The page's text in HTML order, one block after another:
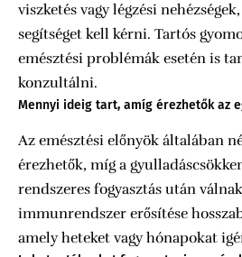
viszketés vagy légzési
segítséget kell kérni. Tartós
emésztési problémák esetén is
konzultálni.
Mennyi ideig tart, amíg érezhetők az
Az emésztési előnyök általában
érezhetők, míg a
rendszeres fogyasztás után
immunrendszer erősítése
amely heteket vagy hónapokat